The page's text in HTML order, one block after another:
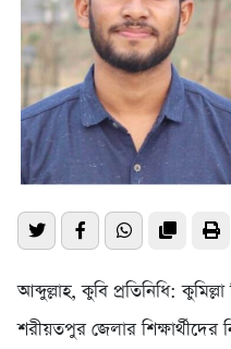
আব্দুল্লাহ, কুবি প্রতিনিধি:
শরীয়তপুর জেলার শিক্ষার্থীদের